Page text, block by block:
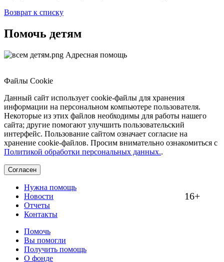
Возврат к списку
Помочь детям
Адресная помощь
Файлы Cookie
Данный сайт использует cookie-файлы для хранения
информации на персональном компьютере пользователя.
Некоторые из этих файлов необходимы для работы нашего
сайта; другие помогают улучшить пользовательский
интерфейс. Пользование сайтом означает согласие на
хранение cookie-файлов. Просим внимательно ознакомиться с
Политикой обработки персональных данных..
Согласен
16+
Нужна помощь
Новости
Отчеты
Контакты
Помочь
Вы помогли
Получить помощь
О фонде